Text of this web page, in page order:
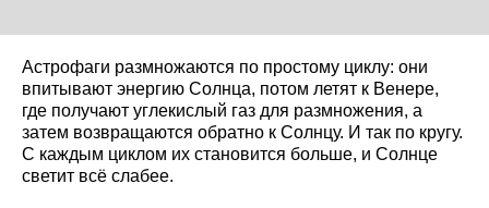
Астрофаги размножаются по простому циклу: они
впитывают энергию Солнца, потом летят к Венере,
где получают углекислый газ для размножения, а
затем возвращаются обратно к Солнцу. И так по кругу.
С каждым циклом их становится больше, и Солнце
светит всё слабее.